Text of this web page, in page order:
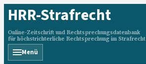
HRR-Strafrecht
Online-Zeitschrift und Rechtsprechungsdatenbank
für höchstrichterliche Rechtsprechung im Strafrecht
Menü